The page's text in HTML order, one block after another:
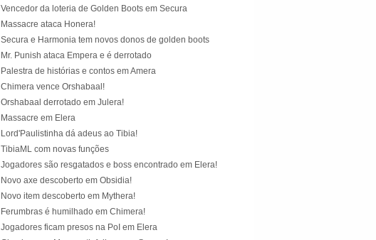
Vencedor da loteria de Golden Boots em Secura
Massacre ataca Honera!
Secura e Harmonia tem novos donos de golden boots
Mr. Punish ataca Empera e é derrotado
Palestra de histórias e contos em Amera
Chimera vence Orshabaal!
Orshabaal derrotado em Julera!
Massacre em Elera
Lord'Paulistinha dá adeus ao Tibia!
TibiaML com novas funções
Jogadores são resgatados e boss encontrado em Elera!
Novo axe descoberto em Obsidia!
Novo item descoberto em Mythera!
Ferumbras é humilhado em Chimera!
Jogadores ficam presos na PoI em Elera